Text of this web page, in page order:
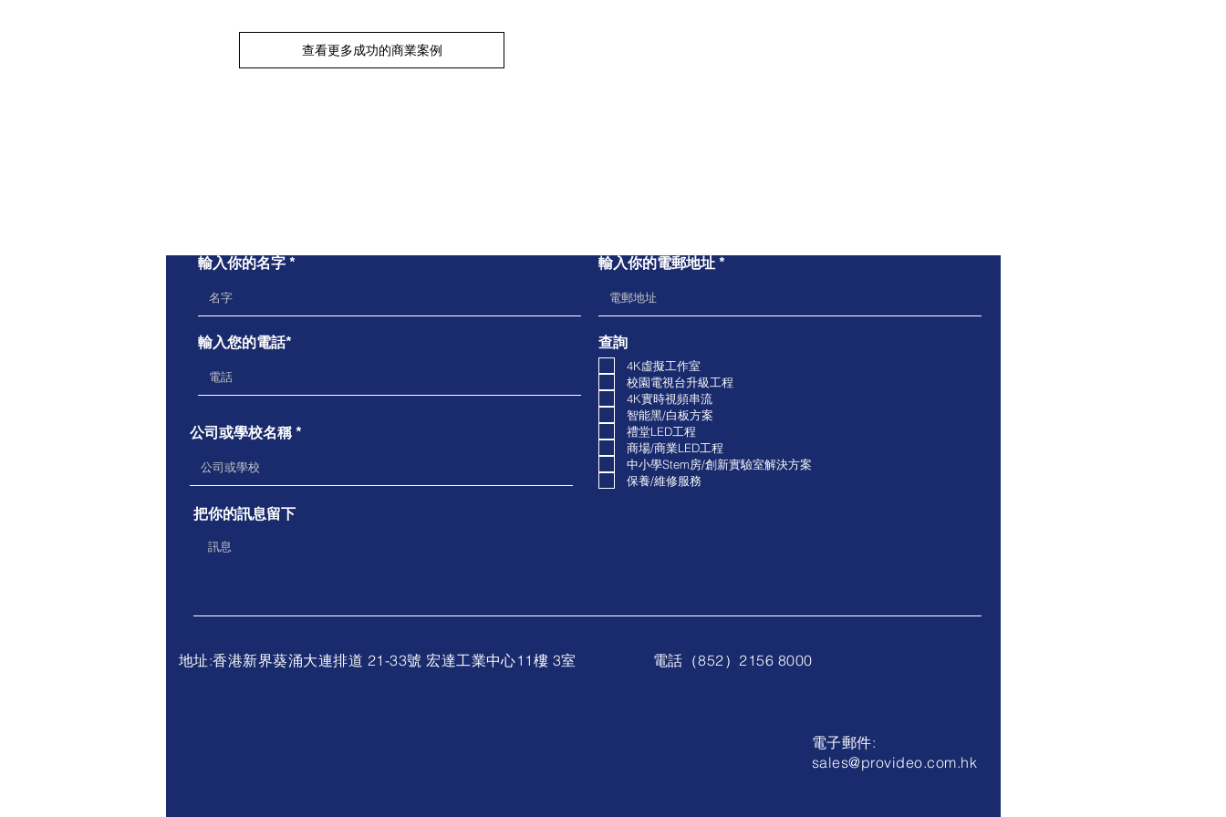
查看更多成功的商業案例
輸入你的名字
輸入您的電話*
公司或學校名稱
輸入你的電郵地址
查詢
4K虛擬工作室
校園電視台升級工程
​4K實時視頻串流
智能黑/白板方案
禮堂LED工程
商場/商業LED工程
​中小學Stem房/創新實驗室解決方案
保養/維修服務
把你的訊息留下
地址:香港新界葵涌大連排道 21-33號 宏達工業中心11樓 3室 電話（852）2156 8000
電子郵件:
sales@provideo.com.hk